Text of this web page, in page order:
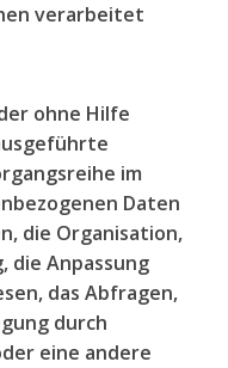
verarbeitet
ohne Hilfe
im
Daten
die Organisation,
die Anpassung
das Abfragen,
durch
eine andere